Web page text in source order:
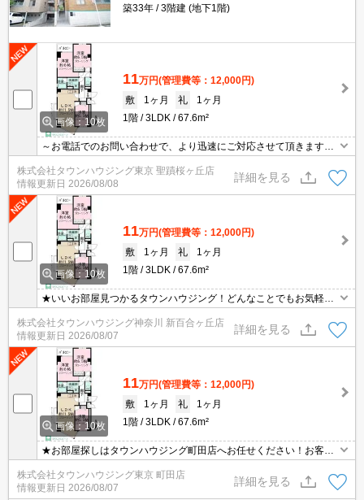
築33年
3階建 (地下1階)
画像：10枚
11万円(管理費等：12,000円)
敷
1ヶ月 礼
1ヶ月
1階
3LDK 67.6m²
～お電話でのお問い合わせで、より迅速にご対応させて頂きます～
地域密着タウンハウジングまで～
株式会社タウンハウジング東京 聖蹟桜ヶ丘店
情報更新日 2026/08/08
詳細を見る
画像：10枚
11万円(管理費等：12,000円)
敷
1ヶ月 礼
1ヶ月
1階
3LDK 67.6m²
★いいお部屋見つかるタウンハウジング！どんなことでもお気軽に
ご相談ください♪★
株式会社タウンハウジング神奈川 新百合ヶ丘店
情報更新日 2026/08/07
詳細を見る
画像：10枚
11万円(管理費等：12,000円)
敷
1ヶ月 礼
1ヶ月
1階
3LDK 67.6m²
★お部屋探しはタウンハウジング町田店へお任せください！お客様
のご条件にピッタリなお部屋をご紹介可能です！！お引越しのプロ
が精一杯お手伝いさせていただきます！！★
株式会社タウンハウジング東京 町田店
情報更新日 2026/08/07
詳細を見る